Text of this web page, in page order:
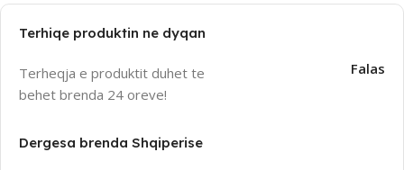
Terhiqe produktin ne dyqan
Terheqja e produktit duhet te
behet brenda 24 oreve!
Falas
Dergesa brenda Shqiperise